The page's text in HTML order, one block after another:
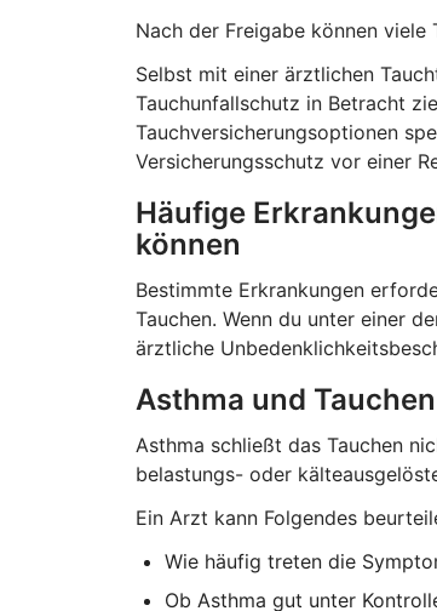
Nach der Freigabe können
Selbst mit einer ärztlichen
Tauchunfallschutz in Betracht
Tauchversicherungsoptionen
Versicherungsschutz vor einer
Häufige
können
Bestimmte Erkrankungen
Tauchen. Wenn du unter einer
ärztliche
Asthma und Tauchen
Asthma schließt das Tauchen
belastungs- oder
Ein Arzt kann Folgendes
Wie häufig treten die
Ob Asthma gut unter